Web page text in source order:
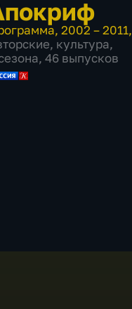
, 2002 – 2011,
, культура,
46 выпусков